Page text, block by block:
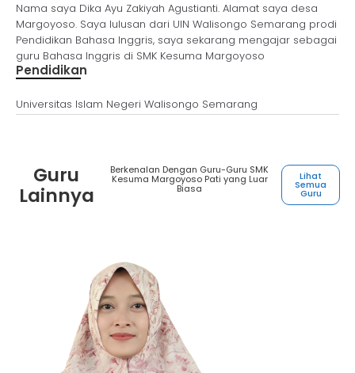
Nama saya Dika Ayu Zakiyah Agustianti. Alamat saya desa
Margoyoso. Saya lulusan dari UIN Walisongo Semarang prodi
Pendidikan Bahasa Inggris, saya sekarang mengajar sebagai
guru Bahasa Inggris di SMK Kesuma Margoyoso
Pendidikan
Universitas Islam Negeri Walisongo Semarang
Guru
Lainnya
Berkenalan Dengan Guru-Guru SMK
Kesuma Margoyoso Pati yang Luar
Biasa
Lihat
Semua
Guru